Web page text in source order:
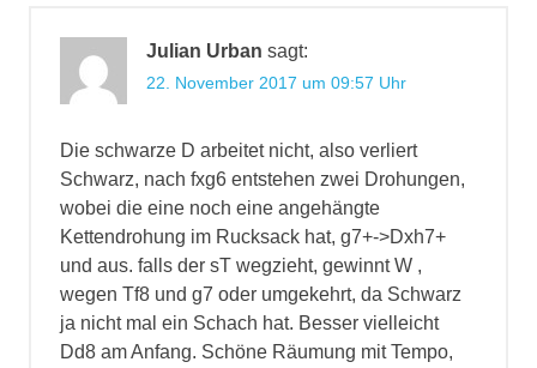
Julian Urban sagt:
22. November 2017 um 09:57 Uhr
Die schwarze D arbeitet nicht, also verliert
Schwarz, nach fxg6 entstehen zwei Drohungen,
wobei die eine noch eine angehängte
Kettendrohung im Rucksack hat, g7+->Dxh7+
und aus. falls der sT wegzieht, gewinnt W ,
wegen Tf8 und g7 oder umgekehrt, da Schwarz
ja nicht mal ein Schach hat. Besser vielleicht
Dd8 am Anfang. Schöne Räumung mit Tempo,